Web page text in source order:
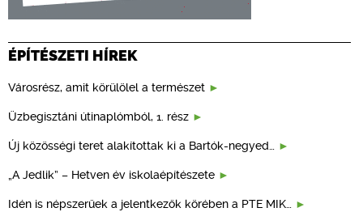
ÉPÍTÉSZETI HÍREK
Városrész, amit körülölel a természet
Üzbegisztáni útinaplómból, 1. rész
Új közösségi teret alakítottak ki a Bartók-negyed…
„A Jedlik” – Hetven év iskolaépítészete
Idén is népszerűek a jelentkezők körében a PTE MIK…